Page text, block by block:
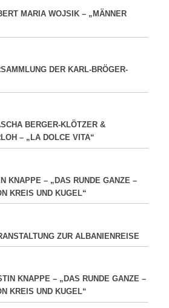
MARIA WOJSIK – „MÄNNER
DER KARL-BRÖGER-
BERGER-KLÖTZER &
– „LA DOLCE VITA“
KNAPPE – „DAS RUNDE GANZE –
KREIS UND KUGEL“
ZUR ALBANIENREISE
KNAPPE – „DAS RUNDE GANZE –
KREIS UND KUGEL“